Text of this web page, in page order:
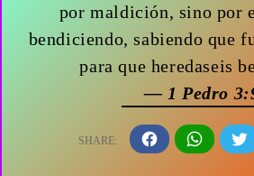
por maldición, sino por
bendiciendo, sabiendo que
para que heredaseis
— 1 Pedro